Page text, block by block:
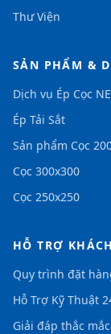
Thư Viện
SẢN PHẨM &
Dịch vụ Ép Cọc
Ép Tải Sắt
Sản phẩm Cọc
Cọc 300x300
Cọc 250x250
HỖ TRỢ
Quy trình đặt
Hỗ Trợ Kỹ Thuật
Giải đáp thắc